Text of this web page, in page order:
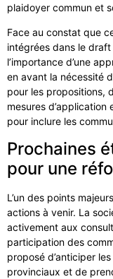
plaidoyer commun et
Face au constat que
intégrées dans le
l’importance d’une
en avant la nécessité
pour les propositions,
mesures d’application
pour inclure les
Prochaines
pour une
L’un des points
actions à venir. La
activement aux
participation des
proposé d’anticiper
provinciaux et de